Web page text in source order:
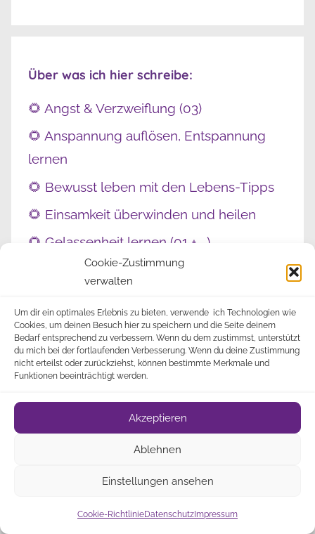
Cookie-Zustimmung
verwalten
Um dir ein optimales Erlebnis zu bieten, verwende ich Technologien wie
Cookies, um deinen Besuch hier zu speichern und die Seite deinem
Bedarf entsprechend zu verbessern. Wenn du dem zustimmst, unterstützt
du mich bei der fortlaufenden Verbesserung. Wenn du deine Zustimmung
nicht erteilst oder zurückziehst, können bestimmte Merkmale und
Funktionen beeinträchtigt werden.
Akzeptieren
Ablehnen
Einstellungen ansehen
Cookie-RichtlinieDatenschutz Impressum
Über was ich hier schreibe:
🌻 Angst & Verzweiflung (03)
🌻 Anspannung auflösen, Entspannung
lernen
🌻 Bewusst leben mit den Lebens-Tipps
🌻 Einsamkeit überwinden und heilen
🌻 Gelassenheit lernen (01 + …)
🌻 Innere Unruhe stoppen
🌻 Loslassen im Urlaub, am Wochenende,
und auch sonst
🌻 Meditationen Aus Aller Welt
🌻 Sprüche, Zitate, Weisheiten
🌻📒 Achtsamkeit und
Achtsamkeitsübungen
🌻📒 Emotionsregulation: Emotionen